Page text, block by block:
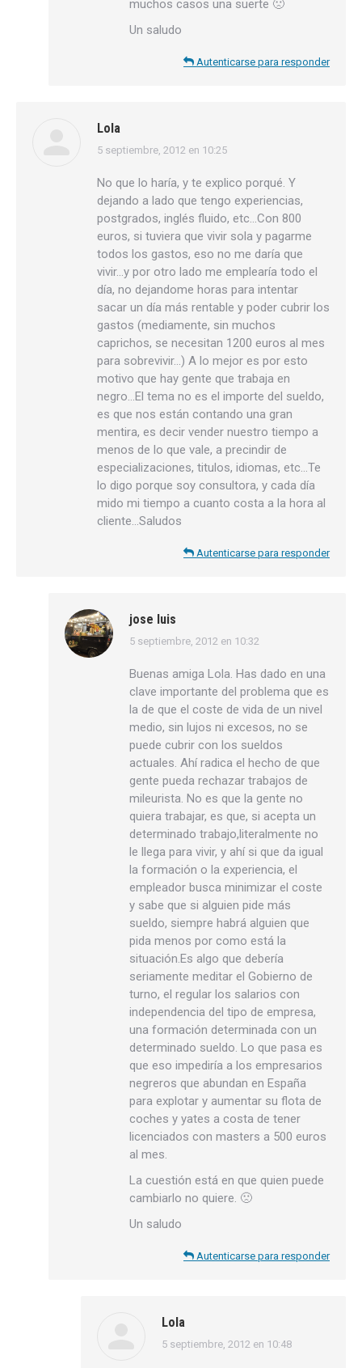
muchos casos una suerte 🙁
Un saludo
Autenticarse para responder
Lola
dice:
5 septiembre, 2012 en 10:25
No que lo haría, y te explico porqué. Y
dejando a lado que tengo experiencias,
postgrados, inglés fluido, etc…Con 800
euros, si tuviera que vivir sola y pagarme
todos los gastos, eso no me daría que
vivir…y por otro lado me emplearía todo el
día, no dejandome horas para intentar
sacar un día más rentable y poder cubrir los
gastos (mediamente, sin muchos
caprichos, se necesitan 1200 euros al mes
para sobrevivir…) A lo mejor es por esto
motivo que hay gente que trabaja en
negro…El tema no es el importe del sueldo,
es que nos están contando una gran
mentira, es decir vender nuestro tiempo a
menos de lo que vale, a precindir de
especializaciones, titulos, idiomas, etc…Te
lo digo porque soy consultora, y cada día
mido mi tiempo a cuanto costa a la hora al
cliente…Saludos
Autenticarse para responder
jose luis
dice:
5 septiembre, 2012 en 10:32
Buenas amiga Lola. Has dado en una
clave importante del problema que es
la de que el coste de vida de un nivel
medio, sin lujos ni excesos, no se
puede cubrir con los sueldos
actuales. Ahí radica el hecho de que
gente pueda rechazar trabajos de
mileurista. No es que la gente no
quiera trabajar, es que, si acepta un
determinado trabajo,literalmente no
le llega para vivir, y ahí si que da igual
la formación o la experiencia, el
empleador busca minimizar el coste
y sabe que si alguien pide más
sueldo, siempre habrá alguien que
pida menos por como está la
situación.Es algo que debería
seriamente meditar el Gobierno de
turno, el regular los salarios con
independencia del tipo de empresa,
una formación determinada con un
determinado sueldo. Lo que pasa es
que eso impediría a los empresarios
negreros que abundan en España
para explotar y aumentar su flota de
coches y yates a costa de tener
licenciados con masters a 500 euros
al mes.
La cuestión está en que quien puede
cambiarlo no quiere. 🙁
Un saludo
Autenticarse para responder
Lola
dice:
5 septiembre, 2012 en 10:48